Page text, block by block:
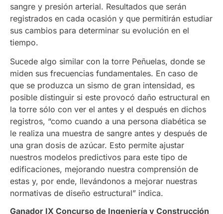
sangre y presión arterial. Resultados que serán
registrados en cada ocasión y que permitirán estudiar
sus cambios para determinar su evolución en el
tiempo.
Sucede algo similar con la torre Peñuelas, donde se
miden sus frecuencias fundamentales. En caso de
que se produzca un sismo de gran intensidad, es
posible distinguir si este provocó daño estructural en
la torre sólo con ver el antes y el después en dichos
registros, “como cuando a una persona diabética se
le realiza una muestra de sangre antes y después de
una gran dosis de azúcar. Esto permite ajustar
nuestros modelos predictivos para este tipo de
edificaciones, mejorando nuestra comprensión de
estas y, por ende, llevándonos a mejorar nuestras
normativas de diseño estructural” indica.
Ganador IX Concurso de Ingeniería y Construcción